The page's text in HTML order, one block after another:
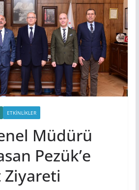
ETKINLIKLER
Müdürü
Pezük’e
Ziyareti